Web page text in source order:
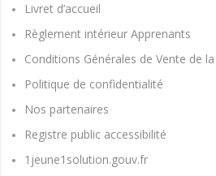
Livret d’accueil
Règlement intérieur Apprenants
Conditions Générales de Vente de
Politique de confidentialité
Nos partenaires
Registre public accessibilité
1jeune1solution.gouv.fr